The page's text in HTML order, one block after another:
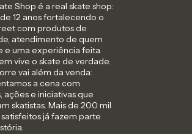
Shop é a real skate shop:
12 anos fortalecendo o
com produtos de
atendimento de quem
e uma experiência feita
vive o skate de verdade.
vai além da venda:
a cena com
ações e iniciativas que
skatistas. Mais de 200 mil
já fazem parte